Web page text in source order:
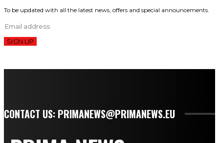
To be updated with all the latest news, offers and special announcements.
SIGN UP
CONTACT US: PRIMANEWS@PRIMANEWS.EU